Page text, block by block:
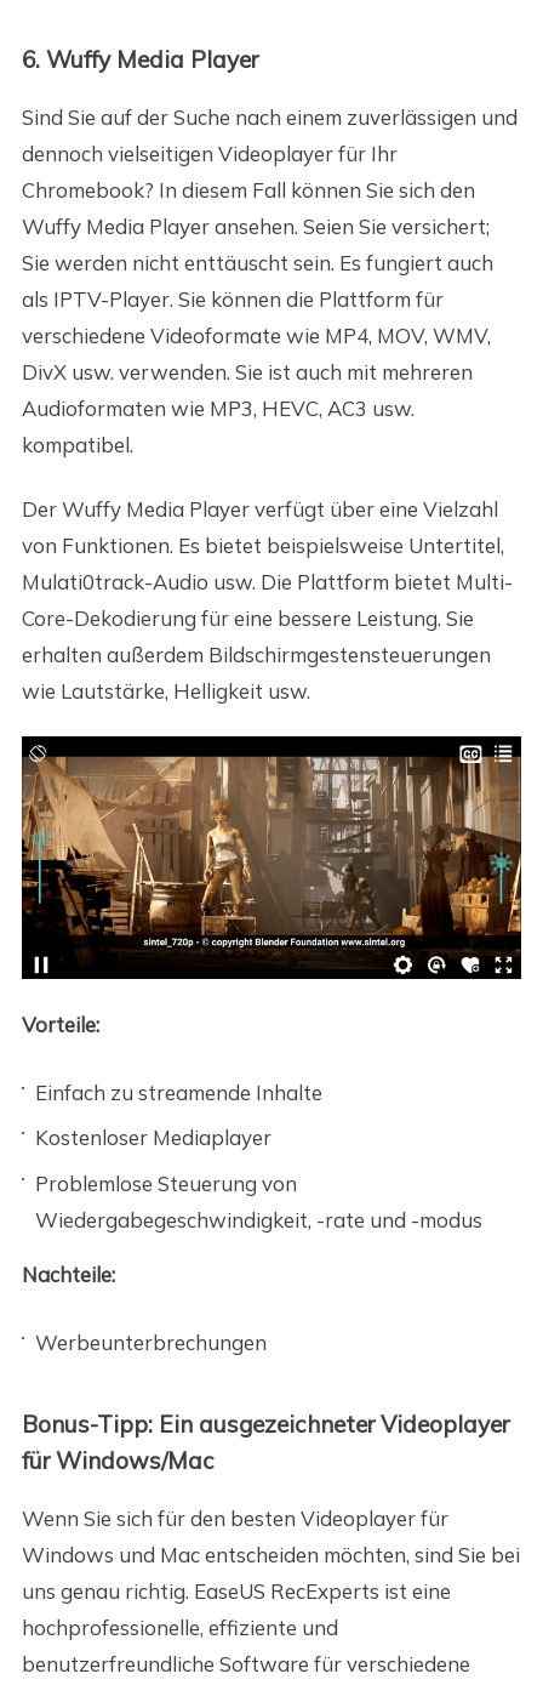
6. Wuffy Media Player
Sind Sie auf der Suche nach einem zuverlässigen und
dennoch vielseitigen Videoplayer für Ihr
Chromebook? In diesem Fall können Sie sich den
Wuffy Media Player ansehen. Seien Sie versichert;
Sie werden nicht enttäuscht sein. Es fungiert auch
als IPTV-Player. Sie können die Plattform für
verschiedene Videoformate wie MP4, MOV, WMV,
DivX usw. verwenden. Sie ist auch mit mehreren
Audioformaten wie MP3, HEVC, AC3 usw.
kompatibel.
Der Wuffy Media Player verfügt über eine Vielzahl
von Funktionen. Es bietet beispielsweise Untertitel,
Mulati0track-Audio usw. Die Plattform bietet Multi-
Core-Dekodierung für eine bessere Leistung. Sie
erhalten außerdem Bildschirmgestensteuerungen
wie Lautstärke, Helligkeit usw.
Vorteile:
Einfach zu streamende Inhalte
Kostenloser Mediaplayer
Problemlose Steuerung von
Wiedergabegeschwindigkeit, -rate und -modus
Nachteile:
Werbeunterbrechungen
Bonus-Tipp: Ein ausgezeichneter Videoplayer
für Windows/Mac
Wenn Sie sich für den besten Videoplayer für
Windows und Mac entscheiden möchten, sind Sie bei
uns genau richtig. EaseUS RecExperts ist eine
hochprofessionelle, effiziente und
benutzerfreundliche Software für verschiedene